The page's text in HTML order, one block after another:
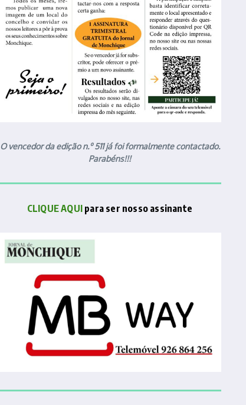
O vencedor da edição n.º 511 já foi formalmente contactado.
Parabéns!!!
CLIQUE AQUI para ser nosso assinante